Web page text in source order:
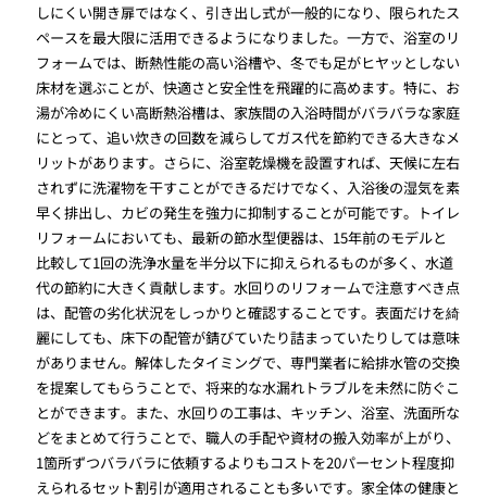
しにくい開き扉ではなく、引き出し式が一般的になり、限られたス
ペースを最大限に活用できるようになりました。一方で、浴室のリ
フォームでは、断熱性能の高い浴槽や、冬でも足がヒヤッとしない
床材を選ぶことが、快適さと安全性を飛躍的に高めます。特に、お
湯が冷めにくい高断熱浴槽は、家族間の入浴時間がバラバラな家庭
にとって、追い炊きの回数を減らしてガス代を節約できる大きなメ
リットがあります。さらに、浴室乾燥機を設置すれば、天候に左右
されずに洗濯物を干すことができるだけでなく、入浴後の湿気を素
早く排出し、カビの発生を強力に抑制することが可能です。トイレ
リフォームにおいても、最新の節水型便器は、15年前のモデルと
比較して1回の洗浄水量を半分以下に抑えられるものが多く、水道
代の節約に大きく貢献します。水回りのリフォームで注意すべき点
は、配管の劣化状況をしっかりと確認することです。表面だけを綺
麗にしても、床下の配管が錆びていたり詰まっていたりしては意味
がありません。解体したタイミングで、専門業者に給排水管の交換
を提案してもらうことで、将来的な水漏れトラブルを未然に防ぐこ
とができます。また、水回りの工事は、キッチン、浴室、洗面所な
どをまとめて行うことで、職人の手配や資材の搬入効率が上がり、
1箇所ずつバラバラに依頼するよりもコストを20パーセント程度抑
えられるセット割引が適用されることも多いです。家全体の健康と